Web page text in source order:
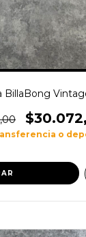
BillaBong
o